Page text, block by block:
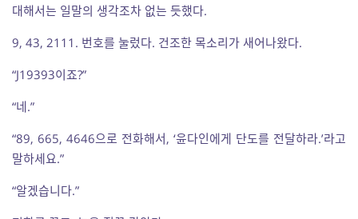
대해서는 일말의 생각조차 없는 듯했다.
9, 43, 2111. 번호를 눌렀다. 건조한 목소리가 새어나왔다.
“J19393이죠?”
“네.”
“89, 665, 4646으로 전화해서, ‘윤다인에게 단도를 전달하라.’라고
말하세요.”
“알겠습니다.”